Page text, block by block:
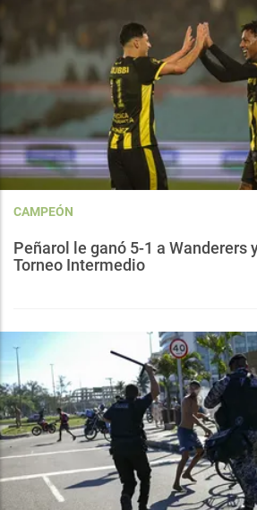
CAMPEÓN
Peñarol le ganó 5-1 a Wanderers
Torneo Intermedio